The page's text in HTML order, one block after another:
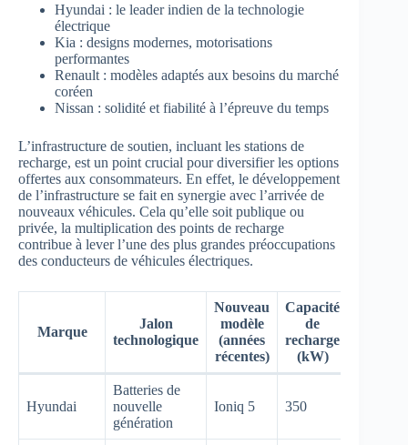
Hyundai : le leader indien de la technologie
électrique
Kia : designs modernes, motorisations
performantes
Renault : modèles adaptés aux besoins du marché
coréen
Nissan : solidité et fiabilité à l’épreuve du temps
L’infrastructure de soutien, incluant les stations de
recharge, est un point crucial pour diversifier les options
offertes aux consommateurs. En effet, le développement
de l’infrastructure se fait en synergie avec l’arrivée de
nouveaux véhicules. Cela qu’elle soit publique ou
privée, la multiplication des points de recharge
contribue à lever l’une des plus grandes préoccupations
des conducteurs de véhicules électriques.
Marque
Jalon
technologique
Nouveau
modèle
(années
récentes)
Capacité
de
recharge
(kW)
Hyundai
Batteries de
nouvelle
génération
Ioniq 5 350